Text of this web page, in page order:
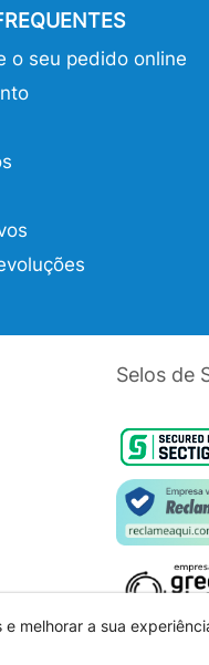
o seu pedido online
Selos de
melhorar a sua